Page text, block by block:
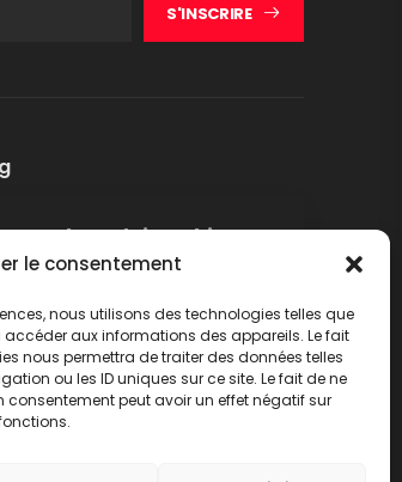
le consentement
nous utilisons des technologies telles que
aux informations des appareils. Le fait
nous permettra de traiter des données telles
ou les ID uniques sur ce site. Le fait de ne
consentement peut avoir un effet négatif sur
S'INSCRIRE
produit Makita –
à graisse DGP180
PLUS